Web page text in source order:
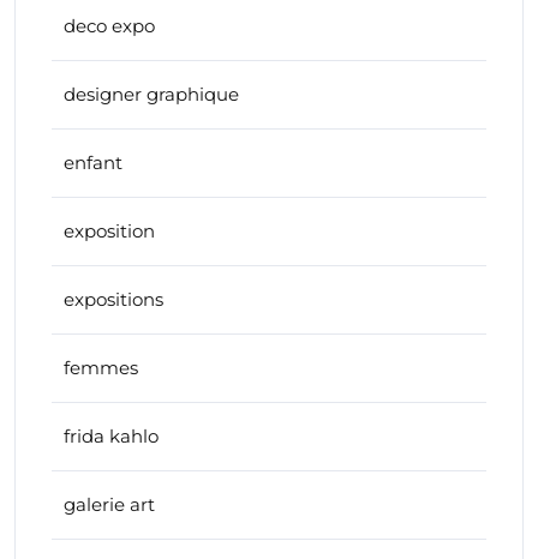
deco expo
designer graphique
enfant
exposition
expositions
femmes
frida kahlo
galerie art